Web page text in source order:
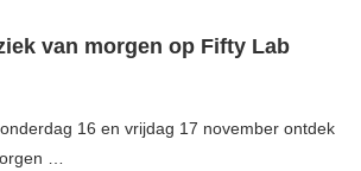
van morgen op Fifty Lab
16 en vrijdag 17 november ontdek
…